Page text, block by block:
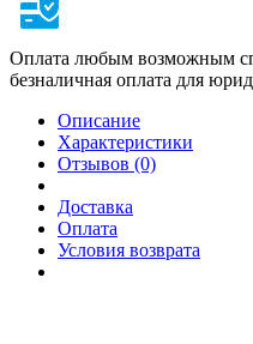
Оплата любым возможным
безналичная оплата для
Описание
Характеристики
Отзывов (0)
Доставка
Оплата
Условия возврата